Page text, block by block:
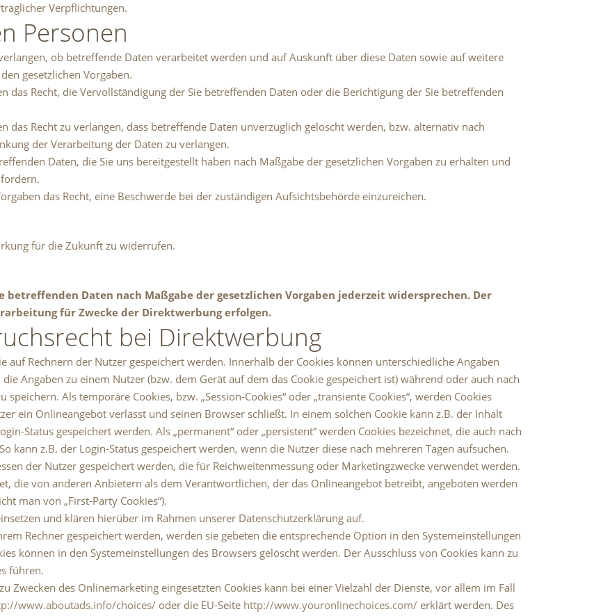
Verpflichtungen.
Personen
ob betreffende Daten verarbeitet werden und auf Auskunft über diese Daten sowie auf weitere
gesetzlichen Vorgaben.
das Recht, die Vervollständigung der Sie betreffenden Daten oder die Berichtigung der Sie betreffenden
das Recht zu verlangen, dass betreffende Daten unverzüglich gelöscht werden, bzw. alternativ nach
der Verarbeitung der Daten zu verlangen.
Daten, die Sie uns bereitgestellt haben nach Maßgabe der gesetzlichen Vorgaben zu erhalten und
das Recht, eine Beschwerde bei der zuständigen Aufsichtsbehörde einzureichen.
für die Zukunft zu widerrufen.
Daten nach Maßgabe der gesetzlichen Vorgaben jederzeit widersprechen. Der
für Zwecke der Direktwerbung erfolgen.
bei Direktwerbung
auf Rechnern der Nutzer gespeichert werden. Innerhalb der Cookies können unterschiedliche Angaben
Angaben zu einem Nutzer (bzw. dem Gerät auf dem das Cookie gespeichert ist) während oder auch nach
Als temporäre Cookies, bzw. „Session-Cookies“ oder „transiente Cookies“, werden Cookies
ein Onlineangebot verlässt und seinen Browser schließt. In einem solchen Cookie kann z.B. der Inhalt
Status gespeichert werden. Als „permanent“ oder „persistent“ werden Cookies bezeichnet, die auch nach
kann z.B. der Login-Status gespeichert werden, wenn die Nutzer diese nach mehreren Tagen aufsuchen.
der Nutzer gespeichert werden, die für Reichweitenmessung oder Marketingzwecke verwendet werden.
die von anderen Anbietern als dem Verantwortlichen, der das Onlineangebot betreibt, angeboten werden
man von „First-Party Cookies“).
und klären hierüber im Rahmen unserer Datenschutzerklärung auf.
Rechner gespeichert werden, werden sie gebeten die entsprechende Option in den Systemeinstellungen
können in den Systemeinstellungen des Browsers gelöscht werden. Der Ausschluss von Cookies kann zu
führen.
Zwecken des Onlinemarketing eingesetzten Cookies kann bei einer Vielzahl der Dienste, vor allem im Fall
www.aboutads.info/choices/ oder die EU-Seite http://www.youronlinechoices.com/ erklärt werden. Des